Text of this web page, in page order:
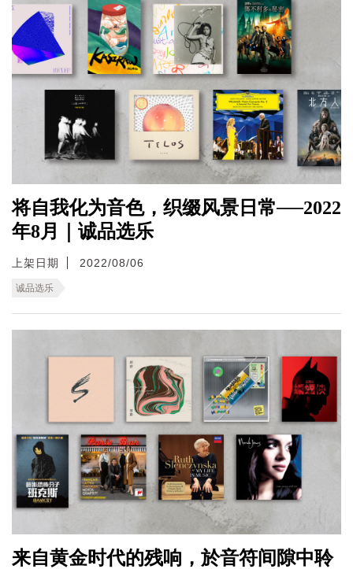
将自我化为音色，织缀风景日常──2022
年8月｜诚品选乐
上架日期 2022/08/06
诚品选乐
来自黄金时代的残响，於音符间隙中聆